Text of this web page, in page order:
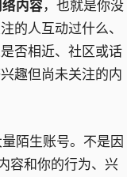
内容，也就是你没
的人互动过什么、
否相近、社区或话
趣但尚未关注的内
陌生账号。不是因
容和你的行为、兴